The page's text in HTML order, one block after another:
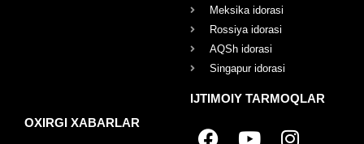
Meksika idorasi
Rossiya idorasi
AQSh idorasi
Singapur idorasi
OXIRGI XABARLAR
IJTIMOIY TARMOQLAR